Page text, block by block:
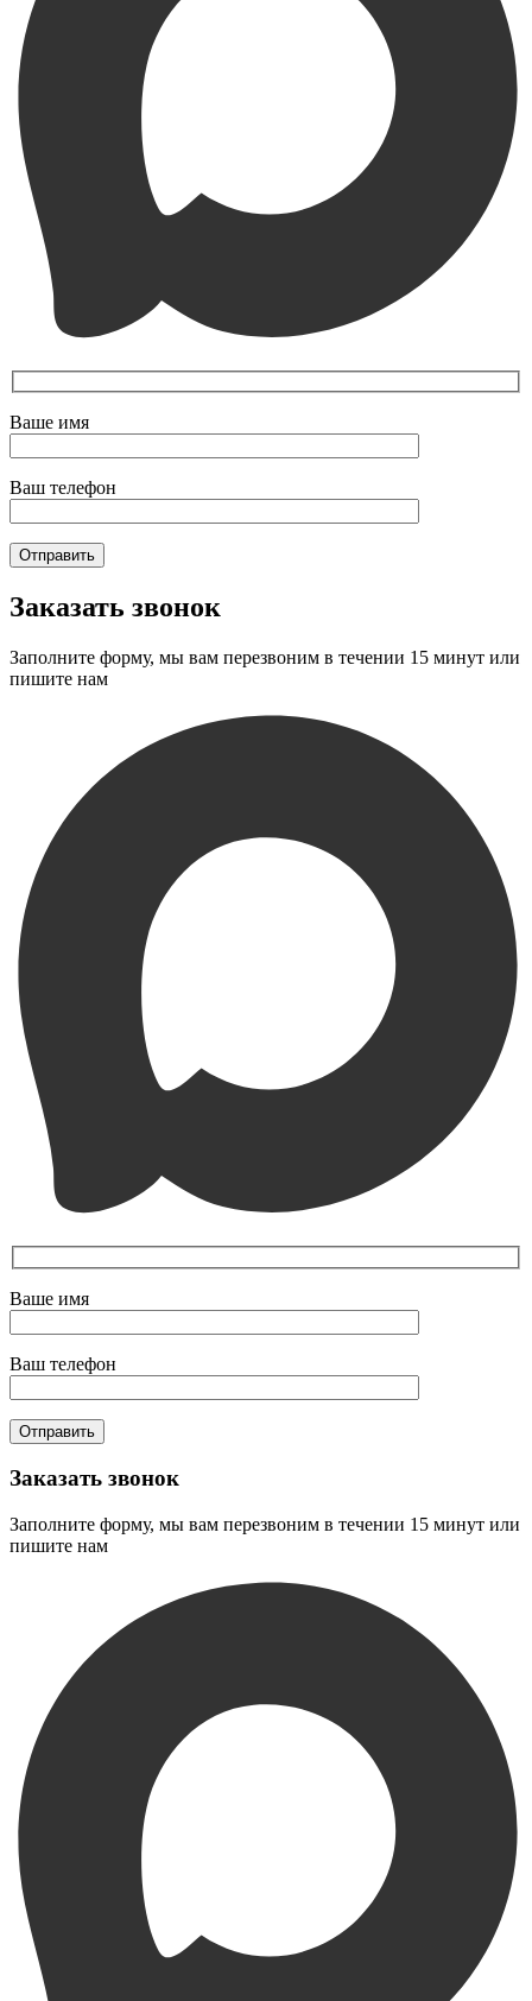
Ваше имя
Ваш телефон
Заказать звонок
Заполните форму, мы вам перезвоним в течении 15 минут или
пишите нам
Ваше имя
Ваш телефон
Заказать звонок
Заполните форму, мы вам перезвоним в течении 15 минут или
пишите нам